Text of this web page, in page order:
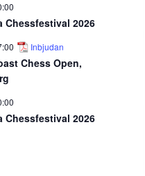
Chessfestival 2026
Inbjudan
Chess Open,
Chessfestival 2026